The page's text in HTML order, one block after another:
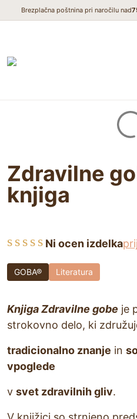
Brezplačna poštnina pri naročilu nad
Zdravilne gobe
Zdravilne
knjiga
Ni ocen izdelka
GOBA® Literatura
Knjiga Zdravilne gobe je
strokovno delo, ki
tradicionalno znanje in
vpoglede
v svet zdravilnih gliv.